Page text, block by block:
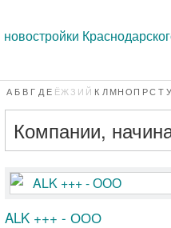
новостройки
А Б В Г Д Е ЁЖ З И Й К Л МНОП РСТ У
Компании,
ALK +++ - ООО